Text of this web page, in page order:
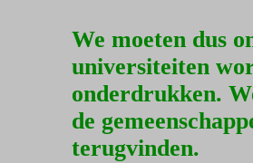
We moeten dus
universiteiten
onderdrukken.
de
terugvinden.